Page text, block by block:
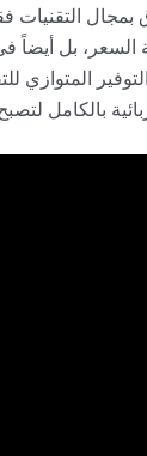
التقنيات
بل أيضاً
بالكامل